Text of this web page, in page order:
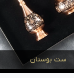
ست بوستان